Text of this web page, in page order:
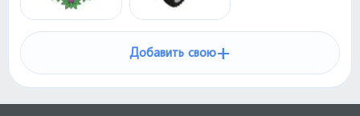
Добавить свою+